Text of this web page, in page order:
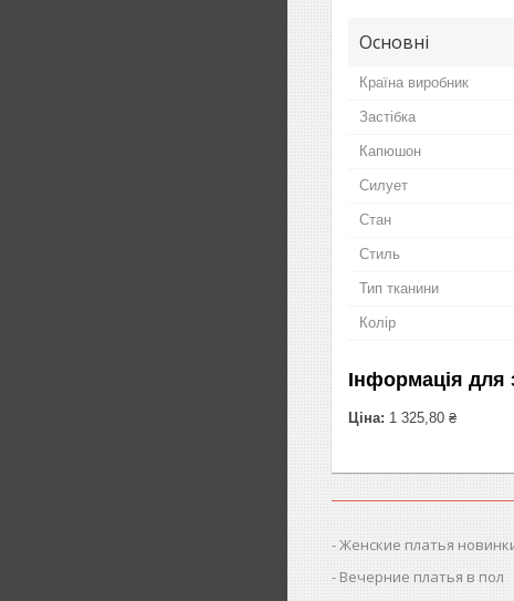
Основні
Країна виробник
Застібка
Капюшон
Силует
Стан
Стиль
Тип тканини
Колір
Інформація для
Ціна: 1 325,80 ₴
Женские платья
Вечерние платья в пол